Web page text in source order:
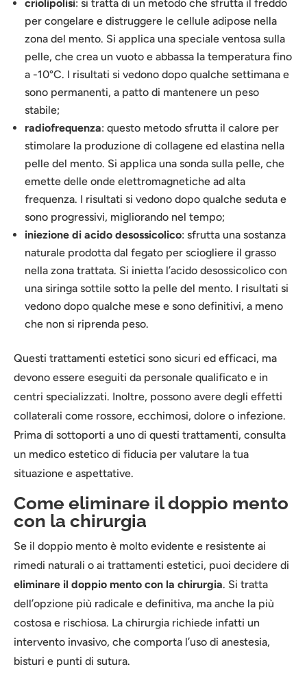
criolipolisi: si tratta di un metodo che sfrutta il freddo
per congelare e distruggere le cellule adipose nella
zona del mento. Si applica una speciale ventosa sulla
pelle, che crea un vuoto e abbassa la temperatura fino
a -10°C. I risultati si vedono dopo qualche settimana e
sono permanenti, a patto di mantenere un peso
stabile;
radiofrequenza: questo metodo sfrutta il calore per
stimolare la produzione di collagene ed elastina nella
pelle del mento. Si applica una sonda sulla pelle, che
emette delle onde elettromagnetiche ad alta
frequenza. I risultati si vedono dopo qualche seduta e
sono progressivi, migliorando nel tempo;
iniezione di acido desossicolico: sfrutta una sostanza
naturale prodotta dal fegato per sciogliere il grasso
nella zona trattata. Si inietta l’acido desossicolico con
una siringa sottile sotto la pelle del mento. I risultati si
vedono dopo qualche mese e sono definitivi, a meno
che non si riprenda peso.
Questi trattamenti estetici sono sicuri ed efficaci, ma
devono essere eseguiti da personale qualificato e in
centri specializzati. Inoltre, possono avere degli effetti
collaterali come rossore, ecchimosi, dolore o infezione.
Prima di sottoporti a uno di questi trattamenti, consulta
un medico estetico di fiducia per valutare la tua
situazione e aspettative.
Come eliminare il doppio mento
con la chirurgia
Se il doppio mento è molto evidente e resistente ai
rimedi naturali o ai trattamenti estetici, puoi decidere di
eliminare il doppio mento con la chirurgia. Si tratta
dell’opzione più radicale e definitiva, ma anche la più
costosa e rischiosa. La chirurgia richiede infatti un
intervento invasivo, che comporta l’uso di anestesia,
bisturi e punti di sutura.